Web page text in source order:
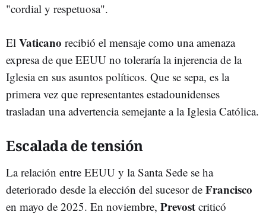
"cordial y respetuosa".
El Vaticano recibió el mensaje como una amenaza
expresa de que EEUU no toleraría la injerencia de la
Iglesia en sus asuntos políticos. Que se sepa, es la
primera vez que representantes estadounidenses
trasladan una advertencia semejante a la Iglesia Católica.
Escalada de tensión
La relación entre EEUU y la Santa Sede se ha
deteriorado desde la elección del sucesor de Francisco
en mayo de 2025. En noviembre, Prevost criticó